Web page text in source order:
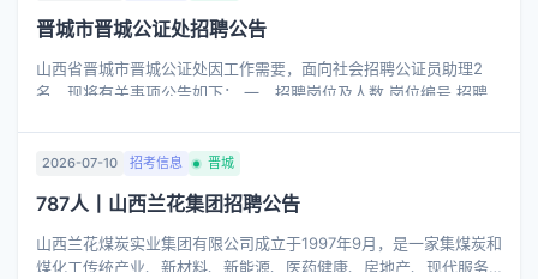
规教学要求的各个环节（备课、讲课、批改作业、辅导、实验、检
13753692841 王老师：15803561041
晋城市晋城公证处招聘公告
山西省晋城市晋城公证处因工作需要，面向社会招聘公证员助理2
名，现将有关事项公告如下： 一、招聘岗位及人数 岗位编号 招聘
全日制本科及以上 法学 不限 限男性，晋城市城区户籍 02 公证员助
理 1 全日制本科及以上 法学 不限 限女性，晋城市城区户籍 二、招
共和国宪法，拥护中国共产党领导和社会主义制度； 2.具有良好的
政治素质和道德品行； 3.年龄在1990年1月以后出生； 4.全日制本
科及以上学历，法学专业； 5.有志于长期从事公证行业； …
2026-07-10 招考信息 晋城
787人丨山西兰花集团招聘公告
山西兰花煤炭实业集团有限公司成立于1997年9月，是一家集煤炭和
煤化工传统产业、新材料、新能源、医药健康、房地产、现代服务